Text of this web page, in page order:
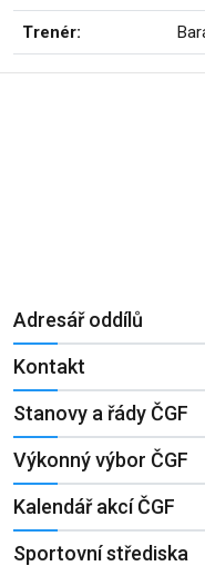
Trenér:
Adresář oddílů
Kontakt
Stanovy a řády ČGF
Výkonný výbor ČGF
Kalendář akcí ČGF
Sportovní střediska